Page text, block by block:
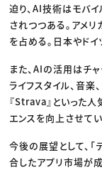
迫り、AI技術はモバ
されつつある。アメ
を占める。日本やド
また、AIの活用はチャ
ライフスタイル、音
『Strava』といった
エンスを向上させてい
今後の展望として、
合したアプリ市場が成